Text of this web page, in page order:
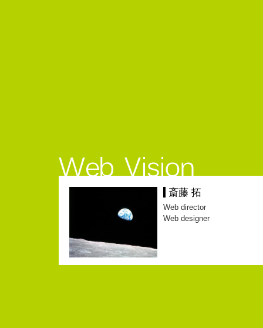
斎藤 拓
Web director
Web designer